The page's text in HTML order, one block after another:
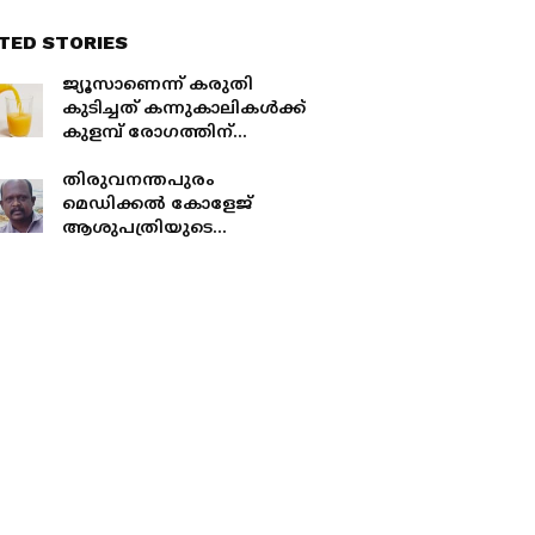
STORIES
ജ്യൂസാണെന്ന് കരുതി
കുടിച്ചത് കന്നുകാലികൾക്ക്
കുളമ്പ് രോഗത്തിന്
സഹോദരങ്ങൾ
ചികിത്സയില്‍; അപകടനില
തരണം ചെയ്തു
തിരുവനന്തപുരം
മെഡിക്കൽ കോളേജ്
ആശുപത്രിയുടെ